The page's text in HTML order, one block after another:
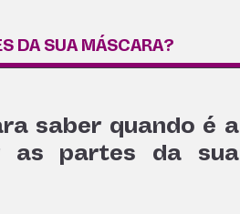
DA SUA MÁSCARA?
saber quando é a
as partes da sua